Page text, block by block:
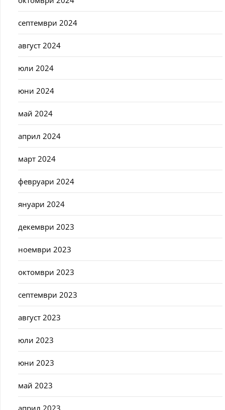
септември 2024
август 2024
юли 2024
юни 2024
май 2024
април 2024
март 2024
февруари 2024
януари 2024
декември 2023
ноември 2023
октомври 2023
септември 2023
август 2023
юли 2023
юни 2023
май 2023